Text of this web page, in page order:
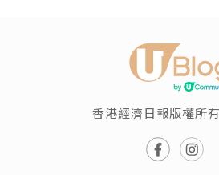
香港經濟日報版權所